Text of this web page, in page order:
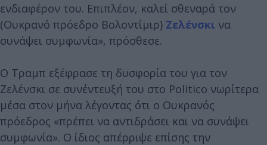
ενδιαφέρον του. Επιπλέον, καλεί σθεναρά τον
(Ουκρανό πρόεδρο Βολοντίμιρ) Ζελένσκι να
συνάψει συμφωνία», πρόσθεσε.
Ο Τραμπ εξέφρασε τη δυσφορία του για τον
Ζελένσκι σε συνέντευξή του στο Politico νωρίτερα
μέσα στον μήνα λέγοντας ότι ο Ουκρανός
πρόεδρος «πρέπει να αντιδράσει και να συνάψει
συμφωνία». Ο ίδιος απέρριψε επίσης την